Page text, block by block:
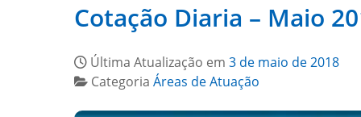
Cotação Diaria – Maio
Última Atualização em 3 de maio de 2018
Categoria Áreas de Atuação